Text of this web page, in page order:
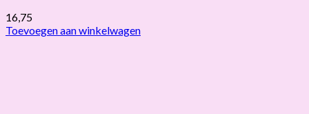
16,75
Toevoegen aan winkelwagen